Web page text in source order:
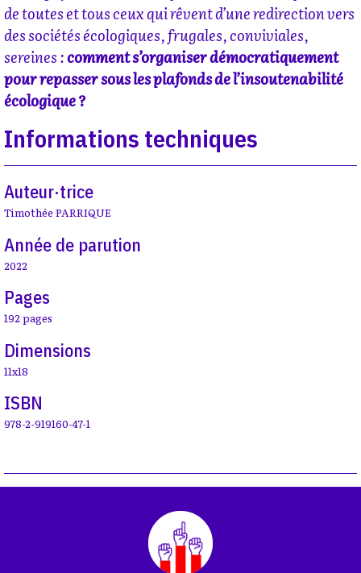
de toutes et tous ceux qui rêvent d’une redirection vers
des sociétés écologiques, frugales, conviviales,
sereines :comment s’organiser démocratiquement
pour repasser sous les plafonds de l’insoutenabilité
écologique ?
Informations techniques
Auteur·trice
Timothée PARRIQUE
Année de parution
2022
Pages
192 pages
Dimensions
11x18
ISBN
978-2-919160-47-1